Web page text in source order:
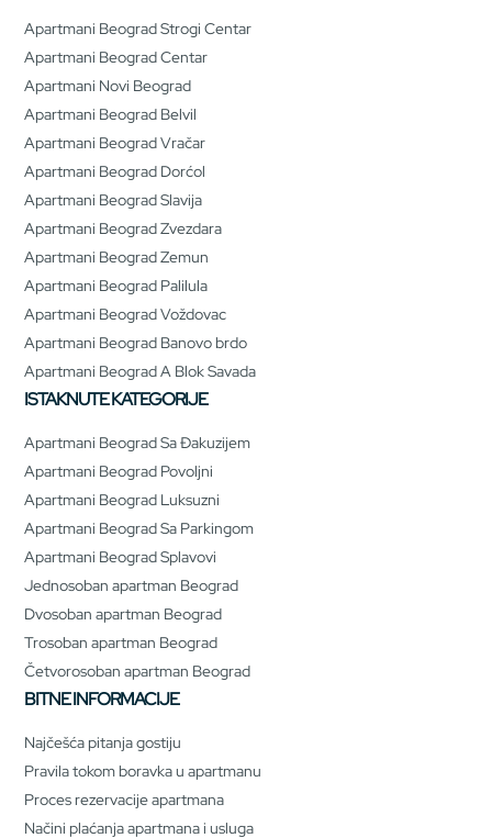
Apartmani Beograd Strogi Centar
Apartmani Beograd Centar
Apartmani Novi Beograd
Apartmani Beograd Belvil
Apartmani Beograd Vračar
Apartmani Beograd Dorćol
Apartmani Beograd Slavija
Apartmani Beograd Zvezdara
Apartmani Beograd Zemun
Apartmani Beograd Palilula
Apartmani Beograd Voždovac
Apartmani Beograd Banovo brdo
Apartmani Beograd A Blok Savada
ISTAKNUTE KATEGORIJE
Apartmani Beograd Sa Đakuzijem
Apartmani Beograd Povoljni
Apartmani Beograd Luksuzni
Apartmani Beograd Sa Parkingom
Apartmani Beograd Splavovi
Jednosoban apartman Beograd
Dvosoban apartman Beograd
Trosoban apartman Beograd
Četvorosoban apartman Beograd
BITNE INFORMACIJE
Najčešća pitanja gostiju
Pravila tokom boravka u apartmanu
Proces rezervacije apartmana
Načini plaćanja apartmana i usluga